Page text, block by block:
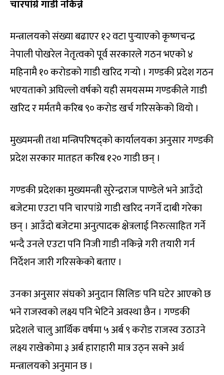
चारपांग्रे गाडी नकिन्ने
मन्त्रालयको संख्या बढाएर १२ वटा पुर्‍याएको कृष्णचन्द्र
नेपाली पोखरेल नेतृत्वको पूर्व सरकारले गठन भएको ४
महिनामै १० करोडको गाडी खरिद गर्‍यो । गण्डकी प्रदेश गठन
भएयताको अघिल्लो वर्षको यही समयसम्म गण्डकीले गाडी
खरिद र मर्मतमै करिब ९० करोड खर्च गरिसकेको थियो ।
मुख्यमन्त्री तथा मन्त्रिपरिषद्को कार्यालयका अनुसार गण्डकी
प्रदेश सरकार मातहत करिब १२० गाडी छन् ।
गण्डकी प्रदेशका मुख्यमन्त्री सुरेन्द्रराज पाण्डेले भने आउँदो
बजेटमा एउटा पनि चारपांग्रे गाडी खरिद नगर्ने दाबी गरेका
छन् । आउँदो बजेटमा अनुत्पादक क्षेत्रलाई निरुत्साहित गर्ने
भन्दै उनले एउटा पनि निजी गाडी नकिन्ने गरी तयारी गर्न
निर्देशन जारी गरिसकेको बताए ।
उनका अनुसार संघको अनुदान सिलिङ पनि घटेर आएको छ
भने राजस्वको लक्ष्य पनि भेटिने अवस्था छैन । गण्डकी
प्रदेशले चालु आर्थिक वर्षमा ५ अर्ब ९ करोड राजस्व उठाउने
लक्ष्य राखेकोमा ३ अर्ब हाराहारी मात्र उठ्न सक्ने अर्थ
मन्त्रालयको अनुमान छ ।